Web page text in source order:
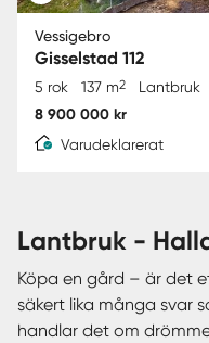
Vessigebro
Gisselstad 112
5 rok 137 m2 Lantbruk
8 900 000 kr
Varudeklarerat
lantbruk -
Köpa en gård – är det
säkert lika många svar
handlar det om